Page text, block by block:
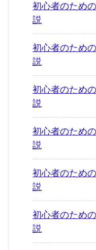
初心者のため
説
初心者のため
説
初心者のため
説
初心者のため
説
初心者のため
説
初心者のため
説